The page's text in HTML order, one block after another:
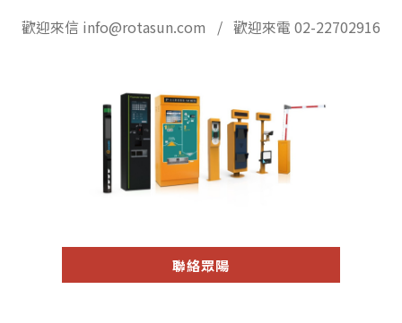
歡迎來信 info@rotasun.com / 歡迎來電 02-22702916
聯絡眾陽